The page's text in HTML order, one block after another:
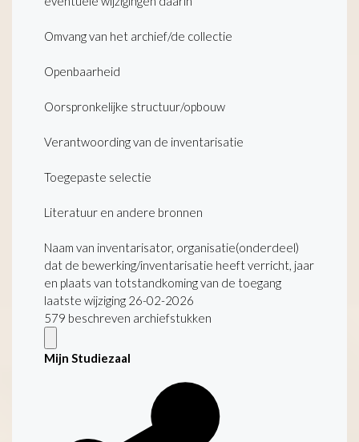
Omvang van het archief/de collectie
Openbaarheid
Oorspronkelijke structuur/opbouw
Verantwoording van de inventarisatie
Toegepaste selectie
Literatuur en andere bronnen
Naam van inventarisator, organisatie(onderdeel)
dat de bewerking/inventarisatie heeft verricht, jaar
en plaats van totstandkoming van de toegang
laatste wijziging 26-02-2026
579 beschreven archiefstukken
Mijn Studiezaal